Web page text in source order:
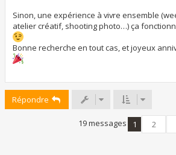
Sinon, une expérience à vivre ensemble
atelier créatif, shooting photo…) ça
Bonne recherche en tout cas, et joyeux
Répondre
19 messages 1
2